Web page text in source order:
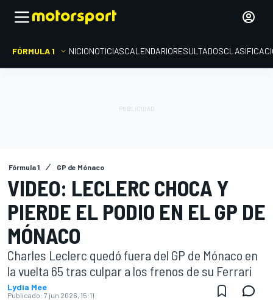
FÓRMULA 1 INICIONOTICIASCALENDARIORESULTADOS
Fórmula 1 GP de Mónaco
VIDEO: LECLERC CHOCA Y
PIERDE EL PODIO EN EL GP DE
MÓNACO
Charles Leclerc quedó fuera del GP de Mónaco en
la vuelta 65 tras culpar a los frenos de su Ferrari
Lydia Mee
Publicado: 7 jun 2026, 15:11